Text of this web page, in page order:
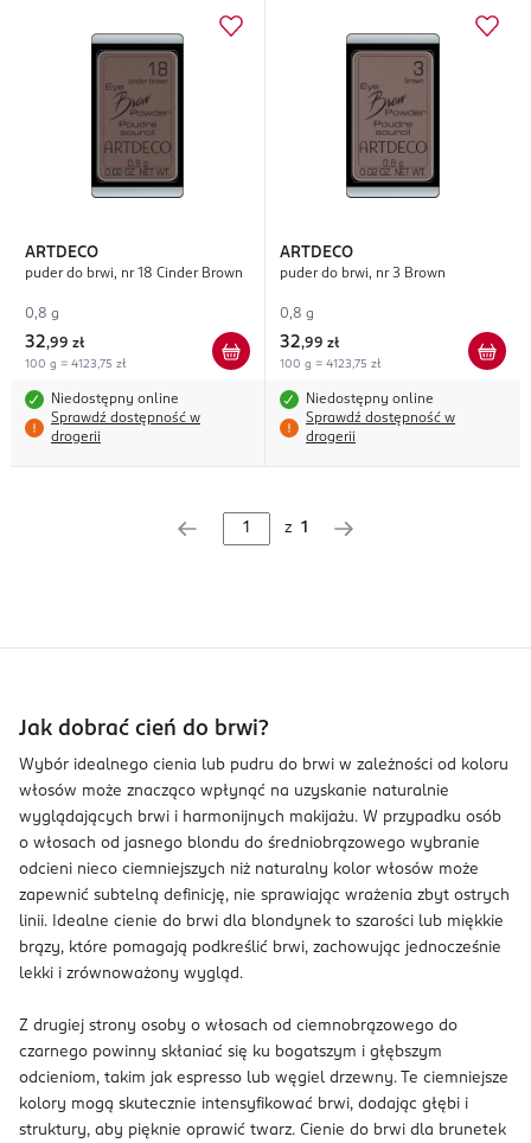
ARTDECO
puder do brwi, nr 18 Cinder Brown
0,8 g
32,99 zł
100 g = 4123,75 zł
Niedostępny online
Sprawdź dostępność w
drogerii
ARTDECO
puder do brwi, nr 3 Brown
0,8 g
32,99 zł
100 g = 4123,75 zł
Niedostępny online
Sprawdź dostępność w
drogerii
z 1
Jak dobrać cień do brwi?
Wybór idealnego cienia lub pudru do brwi w zależności od koloru
włosów może znacząco wpłynąć na uzyskanie naturalnie
wyglądających brwi i harmonijnych makijażu. W przypadku osób
o włosach od jasnego blondu do średniobrązowego wybranie
odcieni nieco ciemniejszych niż naturalny kolor włosów może
zapewnić subtelną definicję, nie sprawiając wrażenia zbyt ostrych
linii. Idealne cienie do brwi dla blondynek to szarości lub miękkie
brązy, które pomagają podkreślić brwi, zachowując jednocześnie
lekki i zrównoważony wygląd.
Z drugiej strony osoby o włosach od ciemnobrązowego do
czarnego powinny skłaniać się ku bogatszym i głębszym
odcieniom, takim jak espresso lub węgiel drzewny. Te ciemniejsze
kolory mogą skutecznie intensyfikować brwi, dodając głębi i
struktury, aby pięknie oprawić twarz. Cienie do brwi dla brunetek